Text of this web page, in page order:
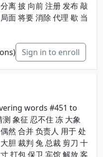
离 披 向前 注册 发布 敲
面 将要 消除 代理 歇 当
Sign in to enroll
words #451 to
象征 忍不住 冻 大象
然 合并 负责人 用于 处
胆 裁判 兔 总裁 剪刀 十
打包 保卫 宾馆 解放 客